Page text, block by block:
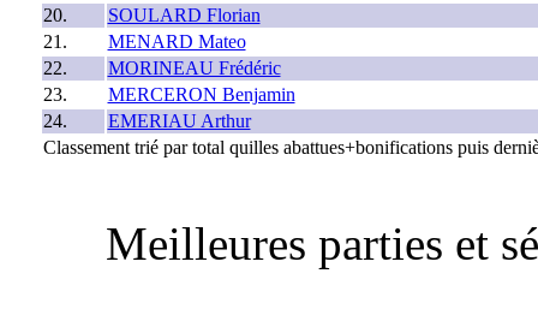
20.
SOULARD Florian
21.
MENARD Mateo
22.
MORINEAU Frédéric
23.
MERCERON Benjamin
24.
EMERIAU Arthur
Classement trié par total quilles abattues+bonifications puis
Meilleures parties et